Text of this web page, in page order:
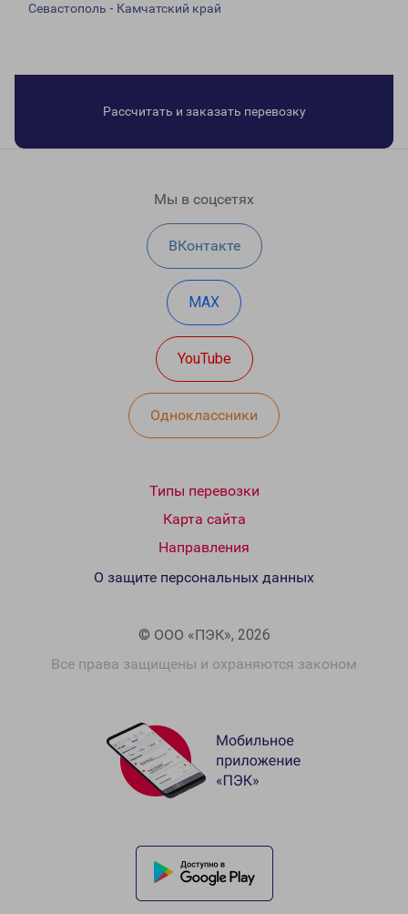
Севастополь - Камчатский край
Рассчитать и заказать перевозку
Мы в соцсетях
ВКонтакте
MAX
YouTube
Одноклассники
Типы перевозки
Карта сайта
Направления
© ООО «ПЭК», 2026
Все права защищены и охраняются законом
О защите персональных данных